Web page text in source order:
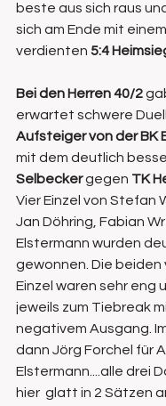
beste aus sich raus
sich am Ende mit
verdienten 5:4
Bei den Herren 40/2
erwartet schwere
Aufsteiger von der BK
mit dem deutlich
Selbecker gegen TK
Vier Einzel von Stefan
Jan Döhring, Fabian
Elstermann wurden
gewonnen. Die beiden
Einzel waren sehr eng
jeweils zum Tiebreak
negativem Ausgang.
dann Jörg Forchel für
Elstermann....alle drei
hier  glatt in 2 Sätzen